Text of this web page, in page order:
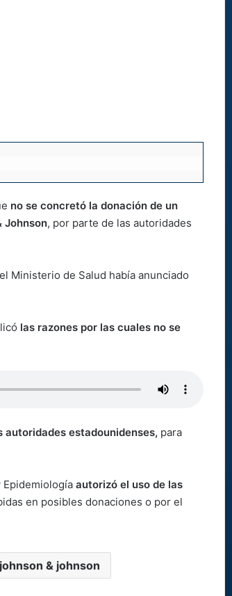
no se concretó la donación de un
Johnson, por parte de las autoridades
Ministerio de Salud había anunciado
las razones por las cuales no se
estadounidenses, para
Epidemiología autorizó el uso de las
en posibles donaciones o por el
& johnson